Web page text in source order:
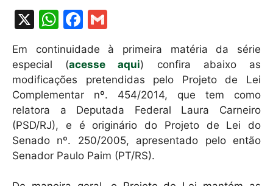
X
W
h
at
s
A
p
p
F
a
c
e
b
o
o
k
m
ai
l
Em continuidade à primeira matéria da série
especial (acesse aqui) confira abaixo as
modificações pretendidas pelo Projeto de Lei
Complementar nº. 454/2014, que tem como
relatora a Deputada Federal Laura Carneiro
(PSD/RJ), e é originário do Projeto de Lei do
Senado nº. 250/2005, apresentado pelo então
Senador Paulo Paim (PT/RS).